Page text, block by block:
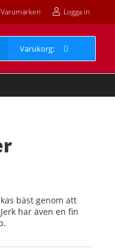
Varumärken Logga in
0
bäst genom att
har även en fin